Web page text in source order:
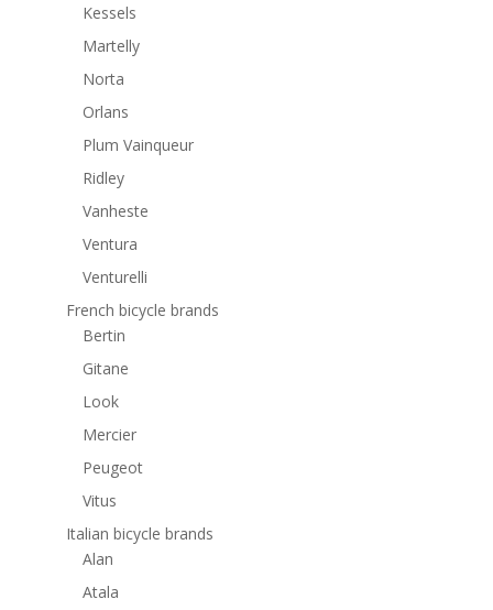
Kessels
Martelly
Norta
Orlans
Plum Vainqueur
Ridley
Vanheste
Ventura
Venturelli
French bicycle brands
Bertin
Gitane
Look
Mercier
Peugeot
Vitus
Italian bicycle brands
Alan
Atala